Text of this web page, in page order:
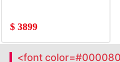
$ 3899
<font